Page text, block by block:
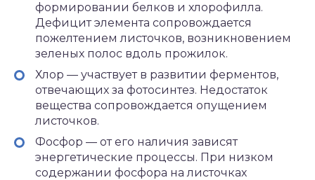
формировании белков и хлорофилла.
Дефицит элемента сопровождается
пожелтением листочков, возникновением
зеленых полос вдоль прожилок.
Хлор — участвует в развитии ферментов,
отвечающих за фотосинтез. Недостаток
вещества сопровождается опущением
листочков.
Фосфор — от его наличия зависят
энергетические процессы. При низком
содержании фосфора на листочках